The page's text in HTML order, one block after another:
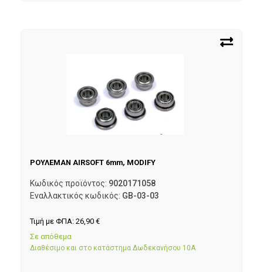
ΡΟΥΛΕΜΑΝ AIRSOFT 6mm, MODIFY
Κωδικός προϊόντος: 9020171058
Εναλλακτικός κωδικός: GB-03-03
Τιμή με ΦΠΑ: 26,90 €
Σε απόθεμα
Διαθέσιμο και στο κατάστημα Δωδεκανήσου 10Α